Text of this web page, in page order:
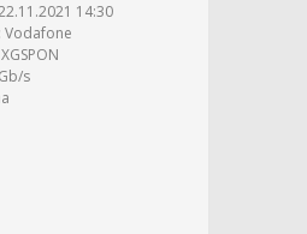
14:30
Vodafone
XGSPON
s